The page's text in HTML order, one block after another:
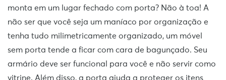
monta em um lugar fechado com porta? Não à toa! A
não ser que você seja um maníaco por organização e
tenha tudo milimetricamente organizado, um móvel
sem porta tende a ficar com cara de bagunçado. Seu
armário deve ser funcional para você e não servir como
vitrine. Além disso, a porta ajuda a proteger os itens